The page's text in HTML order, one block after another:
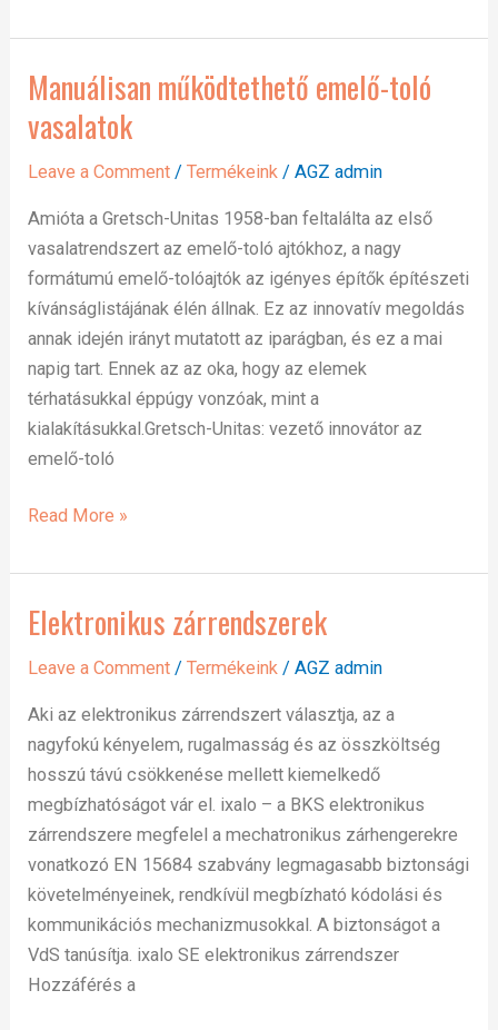
Manuálisan működtethető emelő-toló
vasalatok
Leave a Comment /Termékeink /AGZ admin
Amióta a Gretsch-Unitas 1958-ban feltalálta az első
vasalatrendszert az emelő-toló ajtókhoz, a nagy
formátumú emelő-tolóajtók az igényes építők építészeti
kívánságlistájának élén állnak. Ez az innovatív megoldás
annak idején irányt mutatott az iparágban, és ez a mai
napig tart. Ennek az az oka, hogy az elemek
térhatásukkal éppúgy vonzóak, mint a
kialakításukkal.Gretsch-Unitas: vezető innovátor az
emelő-toló
Manuálisan
működtethető
emelő-
toló
Read More »
Elektronikus zárrendszerek
Leave a Comment /Termékeink /AGZ admin
Aki az elektronikus zárrendszert választja, az a
nagyfokú kényelem, rugalmasság és az összköltség
hosszú távú csökkenése mellett kiemelkedő
megbízhatóságot vár el. ixalo – a BKS elektronikus
zárrendszere megfelel a mechatronikus zárhengerekre
vonatkozó EN 15684 szabvány legmagasabb biztonsági
követelményeinek, rendkívül megbízható kódolási és
kommunikációs mechanizmusokkal. A biztonságot a
VdS tanúsítja. ixalo SE elektronikus zárrendszer
Hozzáférés a
Elektronikus